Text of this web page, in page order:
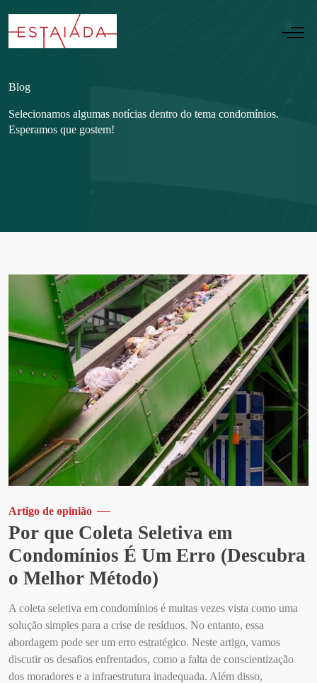
Blog
Selecionamos algumas notícias dentro do tema condomínios.
Esperamos que gostem!
Artigo de opinião
Por que Coleta Seletiva em
Condomínios É Um Erro (Descubra
o Melhor Método)
A coleta seletiva em condomínios é muitas vezes vista como uma
solução simples para a crise de resíduos. No entanto, essa
abordagem pode ser um erro estratégico. Neste artigo, vamos
discutir os desafios enfrentados, como a falta de conscientização
dos moradores e a infraestrutura inadequada. Além disso,